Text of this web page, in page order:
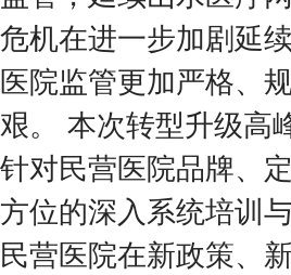
危机在进一步加剧延
医院监管更加严格、
艰。 本次转型升级高
针对民营医院品牌、
方位的深入系统培训
民营医院在新政策、